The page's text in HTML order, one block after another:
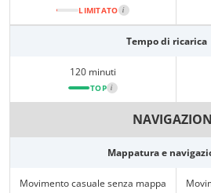
LIMITATO i
Tempo di ricarica
120 minuti
TOP i
Mappatura e
Movimento casuale senza mappa